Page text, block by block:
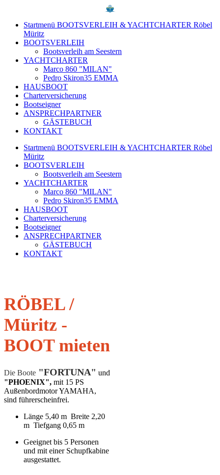
Startmenü BOOTSVERLEIH & YACHTCHARTER Röbel
Müritz
BOOTSVERLEIH
Bootsverleih am Seestern
YACHTCHARTER
Marco 860 "MILAN"
Pedro Skiron35 EMMA
HAUSBOOT
Charterversicherung
Bootseigner
ANSPRECHPARTNER
GÄSTEBUCH
KONTAKT
Startmenü BOOTSVERLEIH & YACHTCHARTER Röbel
Müritz
BOOTSVERLEIH
Bootsverleih am Seestern
YACHTCHARTER
Marco 860 "MILAN"
Pedro Skiron35 EMMA
HAUSBOOT
Charterversicherung
Bootseigner
ANSPRECHPARTNER
GÄSTEBUCH
KONTAKT
RÖBEL /
Müritz -
BOOT mieten
Die Boote "FORTUNA" und
"PHOENIX", mit 15 PS
Außenbordmotor YAMAHA,
sind führerscheinfrei.
Länge 5,40 m Breite 2,20
m Tiefgang 0,65 m
Geeignet bis 5 Personen
und mit einer Schupfkabine
ausgestattet.